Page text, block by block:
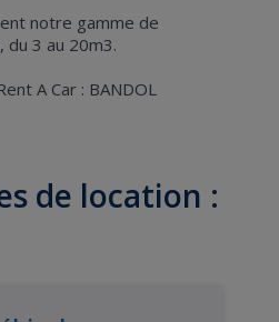
notre gamme de
du 3 au 20m3.
A Car : BANDOL
de location :